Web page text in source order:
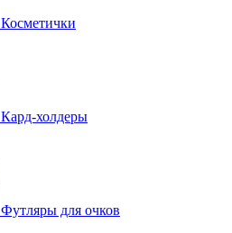
Косметички
Кард-холдеры
Футляры для очков